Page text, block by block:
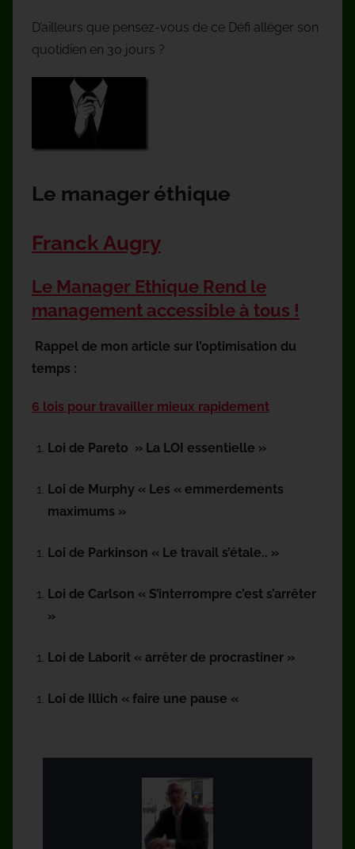
D’ailleurs que pensez-vous de ce Défi alléger son
quotidien en 30 jours ?
Le manager éthique
Franck Augry
Le Manager Ethique Rend le
management accessible à tous !
Rappel de mon article sur l’optimisation du
temps :
6 lois pour travailler mieux rapidement
Loi de Pareto » La LOI essentielle »
Loi de Murphy « Les « emmerdements
maximums »
Loi de Parkinson « Le travail s’étale.. »
Loi de Carlson « S’interrompre c’est s’arrêter
»
Loi de Laborit « arrêter de procrastiner »
Loi de Illich « faire une pause «